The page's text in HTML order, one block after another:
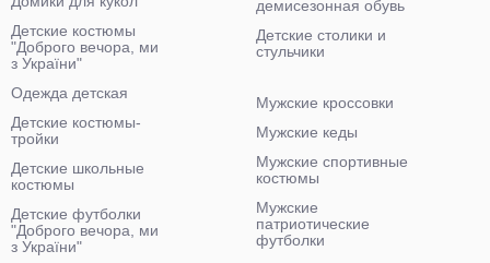
демисезонная обувь
Детские столики и
стульчики
Детские костюмы
"Доброго вечора, ми
з України"
Одежда детская
Детские костюмы-
тройки
Детские школьные
костюмы
Детские футболки
"Доброго вечора, ми
з України"
Мужские кроссовки
Мужские кеды
Мужские спортивные
костюмы
Мужские
патриотические
футболки